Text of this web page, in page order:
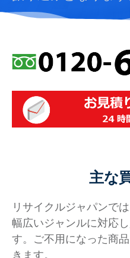
主な
リサイクルジャパンで
幅広いジャンルに対応
す。ご不用になった商
きます。